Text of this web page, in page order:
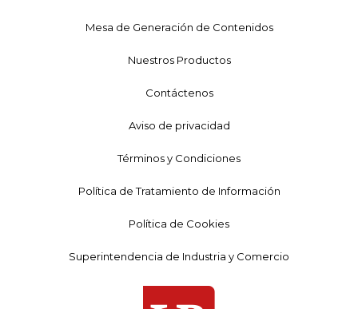
Mesa de Generación de Contenidos
Nuestros Productos
Contáctenos
Aviso de privacidad
Términos y Condiciones
Política de Tratamiento de Información
Política de Cookies
Superintendencia de Industria y Comercio